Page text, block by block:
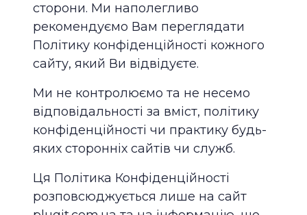
сторони. Ми наполегливо
рекомендуємо Вам переглядати
Політику конфіденційності кожного
сайту, який Ви відвідуєте.
Ми не контролюємо та не несемо
відповідальності за вміст, політику
конфіденційності чи практику будь-
яких сторонніх сайтів чи служб.
Ця Політика Конфіденційності
розповсюджується лише на сайт